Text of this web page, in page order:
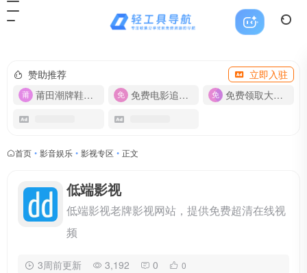
赞助推荐
立即入驻
莆田潮牌鞋服-货源
免费电影追剧APP 免费领取大流量卡【500G】
首页 • 影音娱乐 • 影视专区 • 正文
低端影视
低端影视老牌影视网站，提供免费超清在线视
频
3周前更新 3,192 0 0